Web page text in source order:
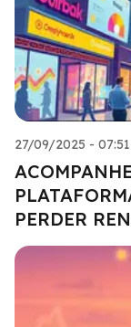
27/09/2025 - 07:51
PERDER